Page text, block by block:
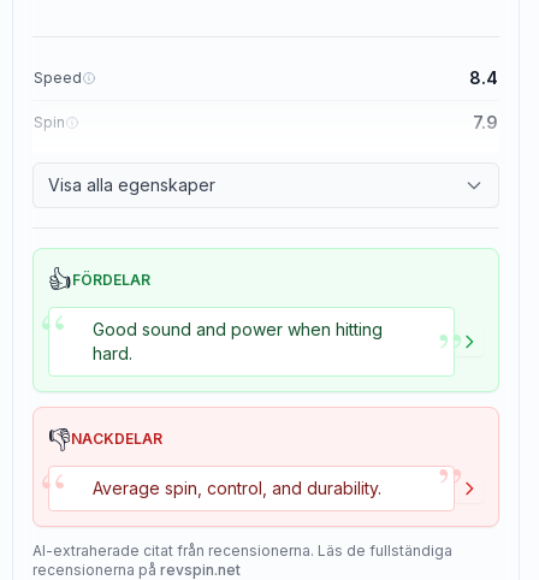
Speed 8.4
Spin 7.9
Visa alla egenskaper
👍FÖRDELAR
“
Good sound and power when hitting
hard.
”
👎NACKDELAR
“ Average spin, control, and durability. ”
AI-extraherade citat från recensionerna. Läs de fullständiga
recensionerna på revspin.net